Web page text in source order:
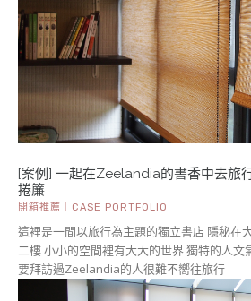
[案例] 一起在Zeelandia的書香中去
捲簾
開箱推薦｜CASE PORTFOLIO
這裡是一間以旅行為主題的獨立書店 隱秘在
二樓 小小的空間裡有大大的世界 獨特的人文
要拜訪過Zeelandia的人很難不嚮往旅行